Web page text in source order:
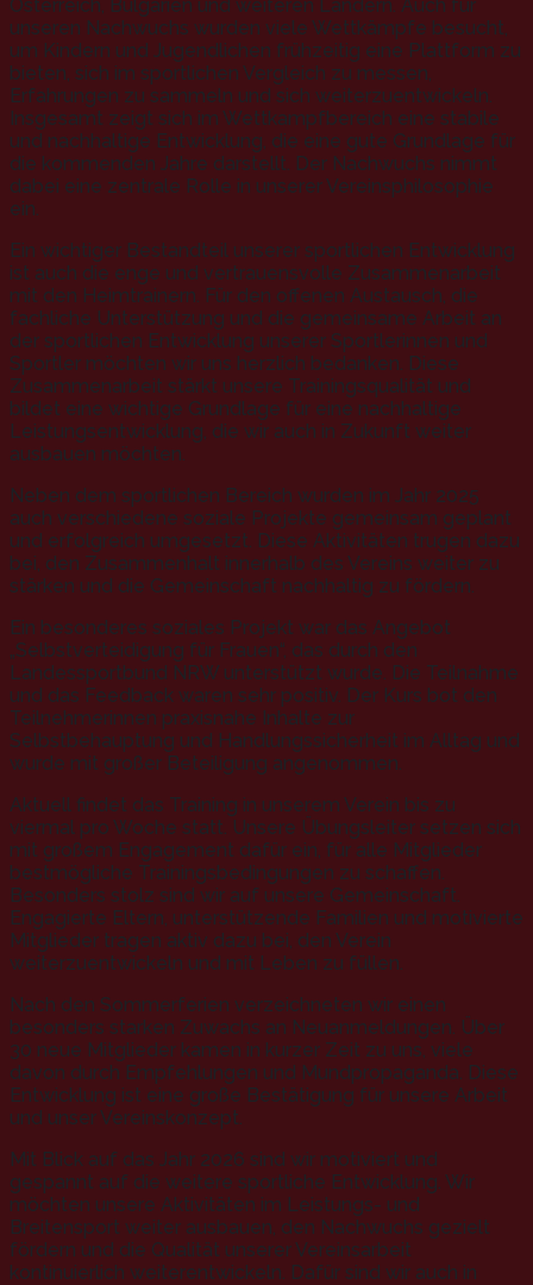
Österreich, Bulgarien und weiteren Ländern. Auch für
unseren Nachwuchs wurden viele Wettkämpfe besucht,
um Kindern und Jugendlichen frühzeitig eine Plattform zu
bieten, sich im sportlichen Vergleich zu messen,
Erfahrungen zu sammeln und sich weiterzuentwickeln.
Insgesamt zeigt sich im Wettkampfbereich eine stabile
und nachhaltige Entwicklung, die eine gute Grundlage für
die kommenden Jahre darstellt. Der Nachwuchs nimmt
dabei eine zentrale Rolle in unserer Vereinsphilosophie
ein.
Ein wichtiger Bestandteil unserer sportlichen Entwicklung
ist auch die enge und vertrauensvolle Zusammenarbeit
mit den Heimtrainern. Für den offenen Austausch, die
fachliche Unterstützung und die gemeinsame Arbeit an
der sportlichen Entwicklung unserer Sportlerinnen und
Sportler möchten wir uns herzlich bedanken. Diese
Zusammenarbeit stärkt unsere Trainingsqualität und
bildet eine wichtige Grundlage für eine nachhaltige
Leistungsentwicklung, die wir auch in Zukunft weiter
ausbauen möchten.
Neben dem sportlichen Bereich wurden im Jahr 2025
auch verschiedene soziale Projekte gemeinsam geplant
und erfolgreich umgesetzt. Diese Aktivitäten trugen dazu
bei, den Zusammenhalt innerhalb des Vereins weiter zu
stärken und die Gemeinschaft nachhaltig zu fördern.
Ein besonderes soziales Projekt war das Angebot
„Selbstverteidigung für Frauen“, das durch den
Landessportbund NRW unterstützt wurde. Die Teilnahme
und das Feedback waren sehr positiv. Der Kurs bot den
Teilnehmerinnen praxisnahe Inhalte zur
Selbstbehauptung und Handlungssicherheit im Alltag und
wurde mit großer Beteiligung angenommen.
Aktuell findet das Training in unserem Verein bis zu
viermal pro Woche statt. Unsere Übungsleiter setzen sich
mit großem Engagement dafür ein, für alle Mitglieder
bestmögliche Trainingsbedingungen zu schaffen.
Besonders stolz sind wir auf unsere Gemeinschaft.
Engagierte Eltern, unterstützende Familien und motivierte
Mitglieder tragen aktiv dazu bei, den Verein
weiterzuentwickeln und mit Leben zu füllen.
Nach den Sommerferien verzeichneten wir einen
besonders starken Zuwachs an Neuanmeldungen. Über
30 neue Mitglieder kamen in kurzer Zeit zu uns, viele
davon durch Empfehlungen und Mundpropaganda. Diese
Entwicklung ist eine große Bestätigung für unsere Arbeit
und unser Vereinskonzept.
Mit Blick auf das Jahr 2026 sind wir motiviert und
gespannt auf die weitere sportliche Entwicklung. Wir
möchten unsere Aktivitäten im Leistungs- und
Breitensport weiter ausbauen, den Nachwuchs gezielt
fördern und die Qualität unserer Vereinsarbeit
kontinuierlich weiterentwickeln. Dafür sind wir auch in